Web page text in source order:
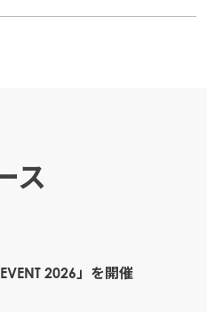
ス
2026」を開催